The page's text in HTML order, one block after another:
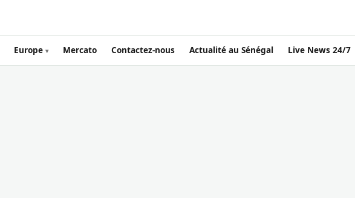
Europe Mercato Contactez-nous Actualité au Sénégal Live News 24/7